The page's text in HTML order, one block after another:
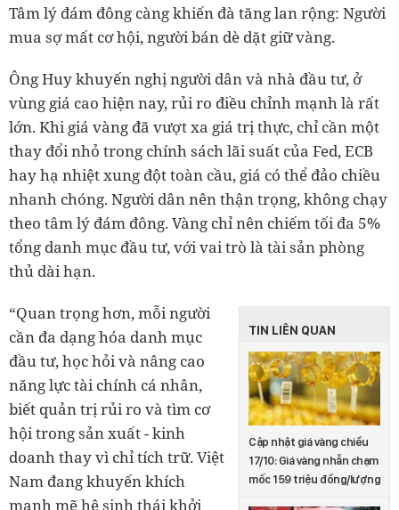
Tâm lý đám đông càng khiến đà tăng lan rộng: Người
mua sợ mất cơ hội, người bán dè dặt giữ vàng.
Ông Huy khuyến nghị người dân và nhà đầu tư, ở
vùng giá cao hiện nay, rủi ro điều chỉnh mạnh là rất
lớn. Khi giá vàng đã vượt xa giá trị thực, chỉ cần một
thay đổi nhỏ trong chính sách lãi suất của Fed, ECB
hay hạ nhiệt xung đột toàn cầu, giá có thể đảo chiều
nhanh chóng. Người dân nên thận trọng, không chạy
theo tâm lý đám đông. Vàng chỉ nên chiếm tối đa 5%
tổng danh mục đầu tư, với vai trò là tài sản phòng
thủ dài hạn.
TIN LIÊN QUAN
Cập nhật giá vàng chiều
17/10: Giá vàng nhẫn chạm
mốc 159 triệu đồng/lượng
“Quan trọng hơn, mỗi người
cần đa dạng hóa danh mục
đầu tư, học hỏi và nâng cao
năng lực tài chính cá nhân,
biết quản trị rủi ro và tìm cơ
hội trong sản xuất - kinh
doanh thay vì chỉ tích trữ. Việt
Nam đang khuyến khích
mạnh mẽ hệ sinh thái khởi